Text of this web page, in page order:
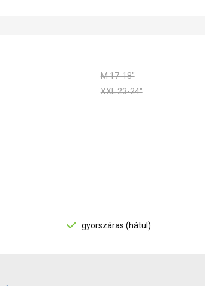
M 17-18"
XXL 23-24"
gyorszáras (hátul)